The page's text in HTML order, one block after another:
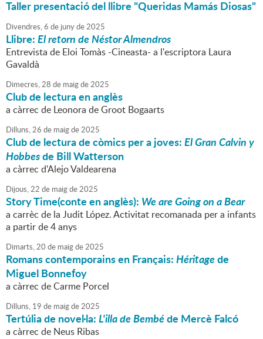
Taller presentació del llibre "Queridas Mamás Diosas"
Divendres,6 de junyde2025
Llibre:El retorn de Néstor Almendros
Entrevista de Eloi Tomàs -Cineasta- a l'escriptora Laura
Gavaldà
Dimecres,28 de maigde2025
Club de lectura en anglès
a càrrec de Leonora de Groot Bogaarts
Dilluns,26 de maigde2025
Club de lectura de còmics per a joves:El Gran Calvin y
Hobbesde Bill Watterson
a càrrec d'Alejo Valdearena
Dijous,22 de maigde2025
Story Time(conte en anglès): We are Going on a Bear
a carrèc de la Judit López. Activitat recomanada per a infants
a partir de 4 anys
Dimarts,20 de maigde2025
Romans contemporains en Français:Héritagede
Miguel Bonnefoy
a càrrec de Carme Porcel
Dilluns, 19 de maigde2025
Tertúlia de novel·la:L'illa de Bembéde Mercè Falcó
a càrrec de Neus Ribas